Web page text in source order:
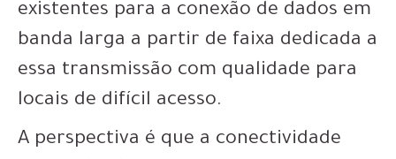
existentes para a conexão de dados em
banda larga a partir de faixa dedicada a
essa transmissão com qualidade para
locais de difícil acesso.
A perspectiva é que a conectividade